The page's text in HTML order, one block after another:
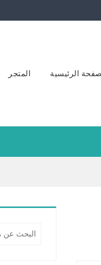
الرئيسية المتجر